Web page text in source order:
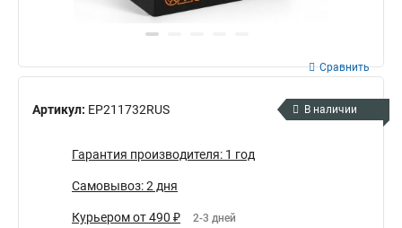
Артикул: EP211732RUS
Сравнить
В наличии
Гарантия производителя: 1 год
Самовывоз: 2 дня
Курьером от 490 ₽ 2-3 дней